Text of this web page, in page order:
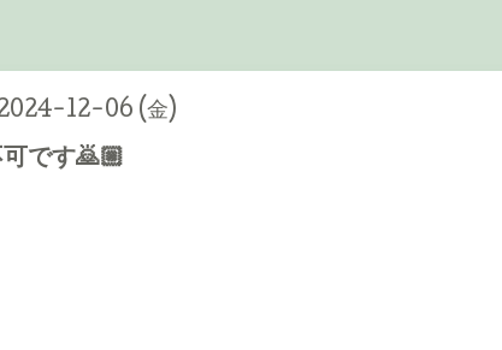
12-06 (金)
です🙇🏼